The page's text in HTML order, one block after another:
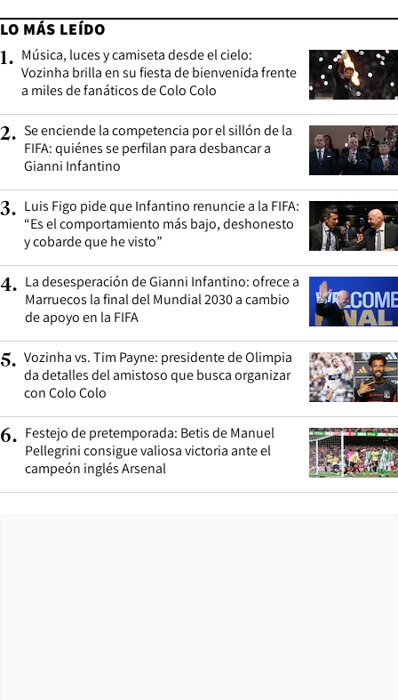
LO MÁS LEÍDO
1. Música, luces y camiseta desde el cielo:
Vozinha brilla en su fiesta de bienvenida frente
a miles de fanáticos de Colo Colo
2. Se enciende la competencia por el sillón de la
FIFA: quiénes se perfilan para desbancar a
Gianni Infantino
3. Luis Figo pide que Infantino renuncie a la FIFA:
“Es el comportamiento más bajo, deshonesto
y cobarde que he visto”
4. La desesperación de Gianni Infantino: ofrece a
Marruecos la final del Mundial 2030 a cambio
de apoyo en la FIFA
5. Vozinha vs. Tim Payne: presidente de Olimpia
da detalles del amistoso que busca organizar
con Colo Colo
6. Festejo de pretemporada: Betis de Manuel
Pellegrini consigue valiosa victoria ante el
campeón inglés Arsenal